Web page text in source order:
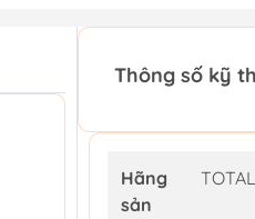
Thông số kỹ
Hãng
sản
TOTAL